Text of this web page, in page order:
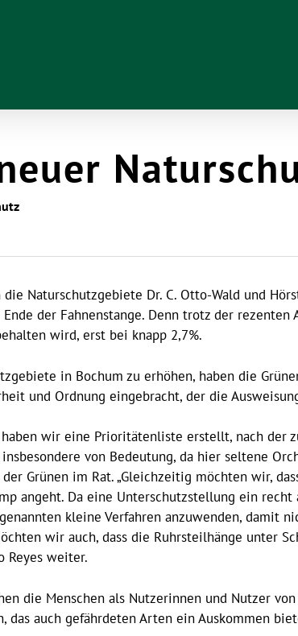
Naturschutzgebiete Dr. C. Otto-Wald und
der Fahnenstange. Denn trotz der
wird, erst bei knapp 2,7%.
in Bochum zu erhöhen, haben die
und Ordnung eingebracht, der die
wir eine Prioritätenliste erstellt, nach der
von Bedeutung, da hier seltene
Grünen im Rat. „Gleichzeitig möchten wir,
angeht. Da eine Unterschutzstellung ein
kleine Verfahren anzuwenden, damit
wir auch, dass die Ruhrsteilhänge unter
Reyes weiter.
die Menschen als Nutzerinnen und Nutzer
das auch gefährdeten Arten ein Auskommen